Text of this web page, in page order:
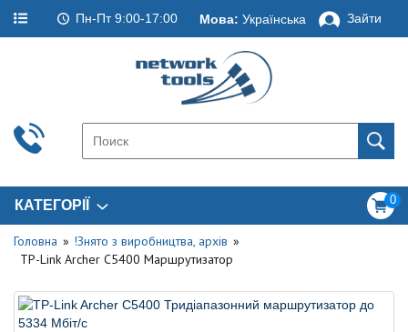
Пн-Пт 9:00-17:00 Мова: Українська Зайти
КАТЕГОРІЇ 0
Головна
!Знято з виробництва, архів
TP-Link Archer C5400 Маршрутизатор